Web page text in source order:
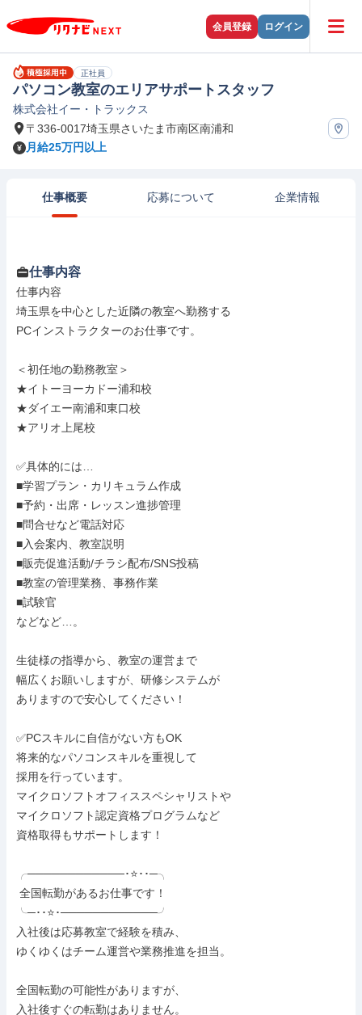
会員登録 ログイン
正社員
パソコン教室のエリアサポートスタッフ
株式会社イー・トラックス
〒336-0017埼玉県さいたま市南区南浦和
月給25万円以上
仕事概要 応募について 企業情報
仕事内容
仕事内容
埼玉県を中心とした近隣の教室へ勤務する
PCインストラクターのお仕事です。
＜初任地の勤務教室＞
★イトーヨーカドー浦和校
★ダイエー南浦和東口校
★アリオ上尾校
✅具体的には…
■学習プラン・カリキュラム作成
■予約・出席・レッスン進捗管理
■問合せなど電話対応
■入会案内、教室説明
■販売促進活動/チラシ配布/SNS投稿
■教室の管理業務、事務作業
■試験官
などなど…。
生徒様の指導から、教室の運営まで
幅広くお願いしますが、研修システムが
ありますので安心してください！
✅PCスキルに自信がない方もOK
将来的なパソコンスキルを重視して
採用を行っています。
マイクロソフトオフィススペシャリストや
マイクロソフト認定資格プログラムなど
資格取得もサポートします！
╭────────────･⭐･･─╮
╰─･･⭐･────────────╯
入社後は応募教室で経験を積み、
ゆくゆくはチーム運営や業務推進を担当。
全国転勤の可能性がありますが、
入社後すぐの転勤はありません。